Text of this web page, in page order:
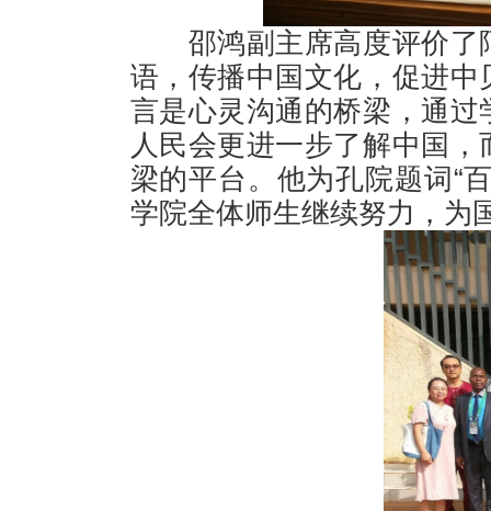
邵鸿副主席高度评价
语，传播中国文化，促进
言是心灵沟通的桥梁，通
人民会更进一步了解中国
梁的平台。他为孔院题词 “
学院全体师生继续努力，为